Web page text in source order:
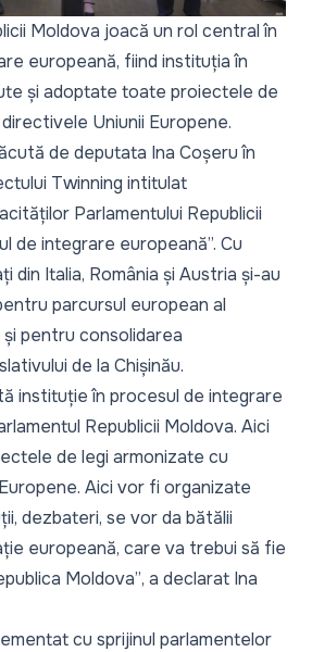
Moldova joacă un rol central în
europeană, fiind instituția în
și adoptate toate proiectele de
Uniunii Europene.
de deputata Ina Coșeru în
Twinning intitulat
Parlamentului Republicii
de integrare europeană”. Cu
din Italia, România și Austria și-au
parcursul european al
pentru consolidarea
de la Chișinău.
instituție în procesul de integrare
Republicii Moldova. Aici
de legi armonizate cu
Aici vor fi organizate
dezbateri, se vor da bătălii
europeană, care va trebui să fie
Moldova”, a declarat Ina
cu sprijinul parlamentelor